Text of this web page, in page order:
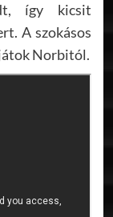
így kicsit
A szokásos
Norbitól.